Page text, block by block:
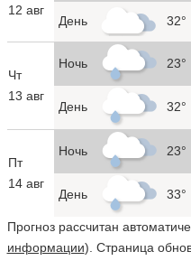
12 авг
День 32°
Чт
13 авг
Ночь 23°
День 32°
Пт
14 авг
Ночь 23°
День 33°
Прогноз рассчитан
информации). Страница